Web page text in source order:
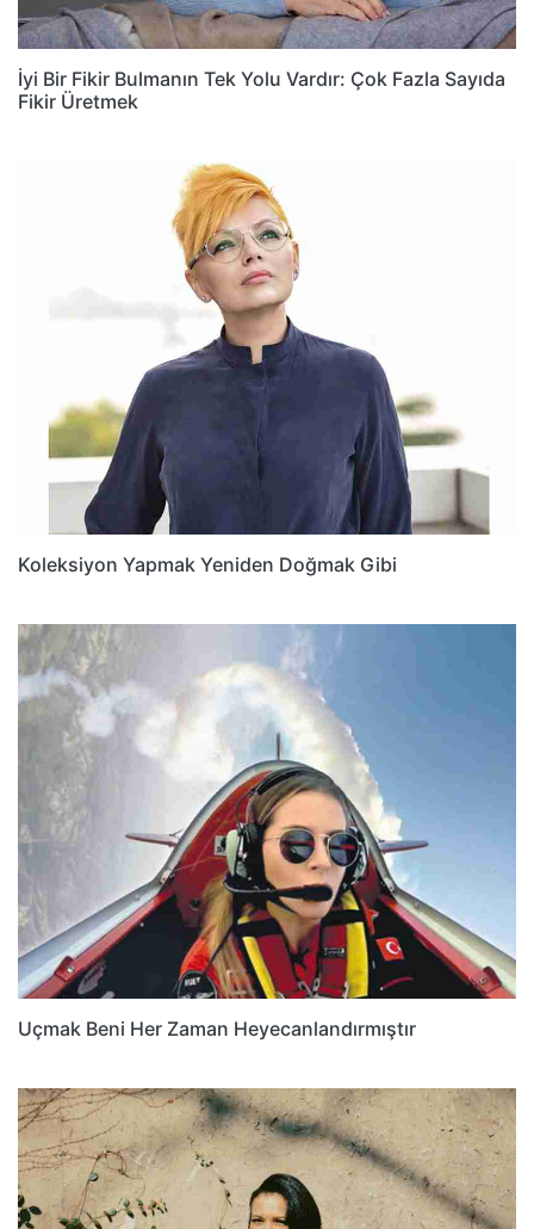
İyi Bir Fikir Bulmanın Tek Yolu Vardır: Çok Fazla Sayıda
Fikir Üretmek
Koleksiyon Yapmak Yeniden Doğmak Gibi
Uçmak Beni Her Zaman Heyecanlandırmıştır